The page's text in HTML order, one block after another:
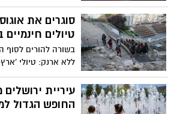
הסדרה מהמדוברות
ענבל B.A קולנוע וטלוויזיה.
סוגרים את
טיולים חינמיים
בשורה להורים לסוף
ללא ארנק: טיולי
והסביבה ימי
חינם- ללא עלות
עיריית
החופש הגדול